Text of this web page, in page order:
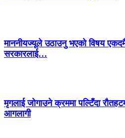
माननीयज्यूले उठाउनु भएको विषय
सरकारलाई…
मृगलाई जोगाउने क्रममा पल्टिँदा
आगलागी